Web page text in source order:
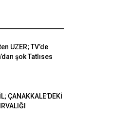
UZER; TV’de
şok Tatlıses
ÇANAKKALE’DEKİ